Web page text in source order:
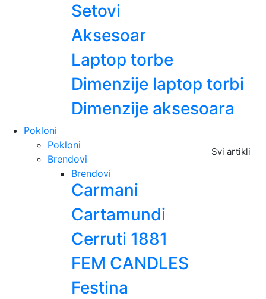
Setovi
Aksesoar
Laptop torbe
Dimenzije laptop torbi
Dimenzije aksesoara
Pokloni
Svi artikli
Pokloni
Brendovi
Brendovi
Carmani
Cartamundi
Cerruti 1881
FEM CANDLES
Festina